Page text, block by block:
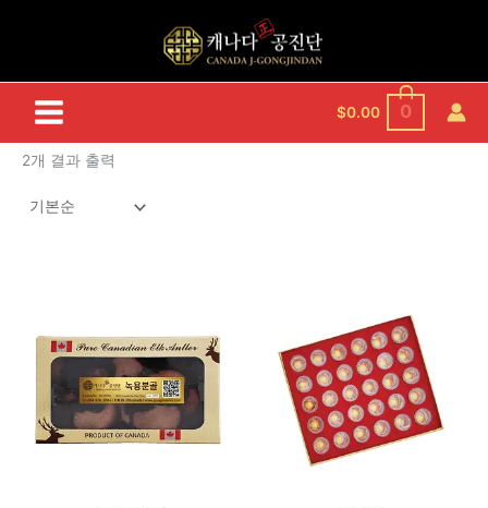
로
$0.00 0
2개 결과 출력